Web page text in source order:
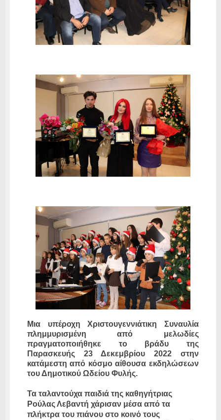
Μια υπέροχη Χριστουγεννιάτικη Συναυλία
πλημμυρισμένη από μελωδίες
πραγματοποιήθηκε το βράδυ της
Παρασκευής 23 Δεκεμβρίου 2022 στην
κατάμεστη από κόσμο αίθουσα εκδηλώσεων
του Δημοτικού Ωδείου Φυλής.
Τα ταλαντούχα παιδιά της καθηγήτριας
Ρούλας Λεβαντή χάρισαν μέσα από τα
πλήκτρα του πιάνου στο κοινό τους